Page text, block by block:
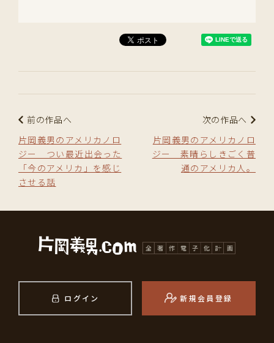
前の作品へ
片岡義男のアメリカノロ
ジー つい最近出会った
「今のアメリカ」を感じ
させる話
次の作品へ
片岡義男のアメリカノロ
ジー 素晴らしきごく普
通のアメリカ人。
ログイン 新規会員登録